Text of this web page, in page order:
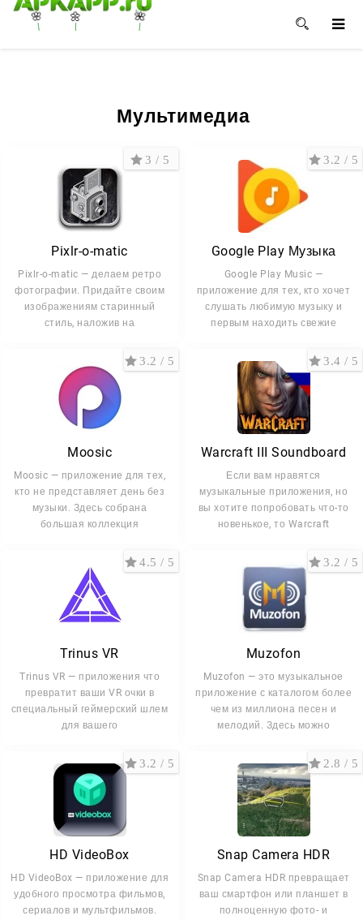
🌸 🌼 🌺
Мультимедиа
Pixlr-o-matic
Pixlr-o-matic — делаем ретро
фотографии. Придайте своим
изображениям старинный
стиль, наложив на
3 / 5
Google Play Музыка
Google Play Music —
приложение для тех, кто хочет
слушать любимую музыку и
первым находить свежие
3.2 / 5
Moosic
Moosic — приложение для тех,
кто не представляет день без
музыки. Здесь собрана
большая коллекция
3.2 / 5
Warcraft III Soundboard
Если вам нравятся
музыкальные приложения, но
вы хотите попробовать что-то
новенькое, то Warcraft
3.4 / 5
Trinus VR
Trinus VR — приложения что
превратит ваши VR очки в
специальный геймерский шлем
для вашего
4.5 / 5
Muzofon
Muzofon — это музыкальное
приложение с каталогом более
чем из миллиона песен и
мелодий. Здесь можно
3.2 / 5
HD VideoBox
HD VideoBox — приложение для
удобного просмотра фильмов,
сериалов и мультфильмов.
3.2 / 5
Snap Camera HDR
Snap Camera HDR превращает
ваш смартфон или планшет в
полноценную фото- и
2.8 / 5